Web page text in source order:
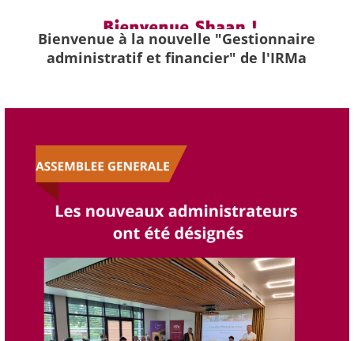
Bienvenue à la nouvelle "Gestionnaire
administratif et financier" de l'IRMa